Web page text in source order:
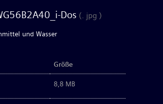
Dos (. jpg )
und Wasser
Größe
8,8 MB